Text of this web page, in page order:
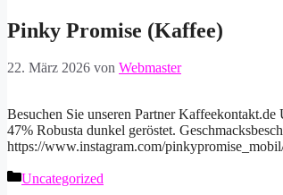
Pinky Promise (Kaffee)
22. März 2026 von Webmaster
Besuchen Sie unseren Partner
47% Robusta dunkel geröstet.
https://www.instagram.com/
Kategorien
Uncategorized